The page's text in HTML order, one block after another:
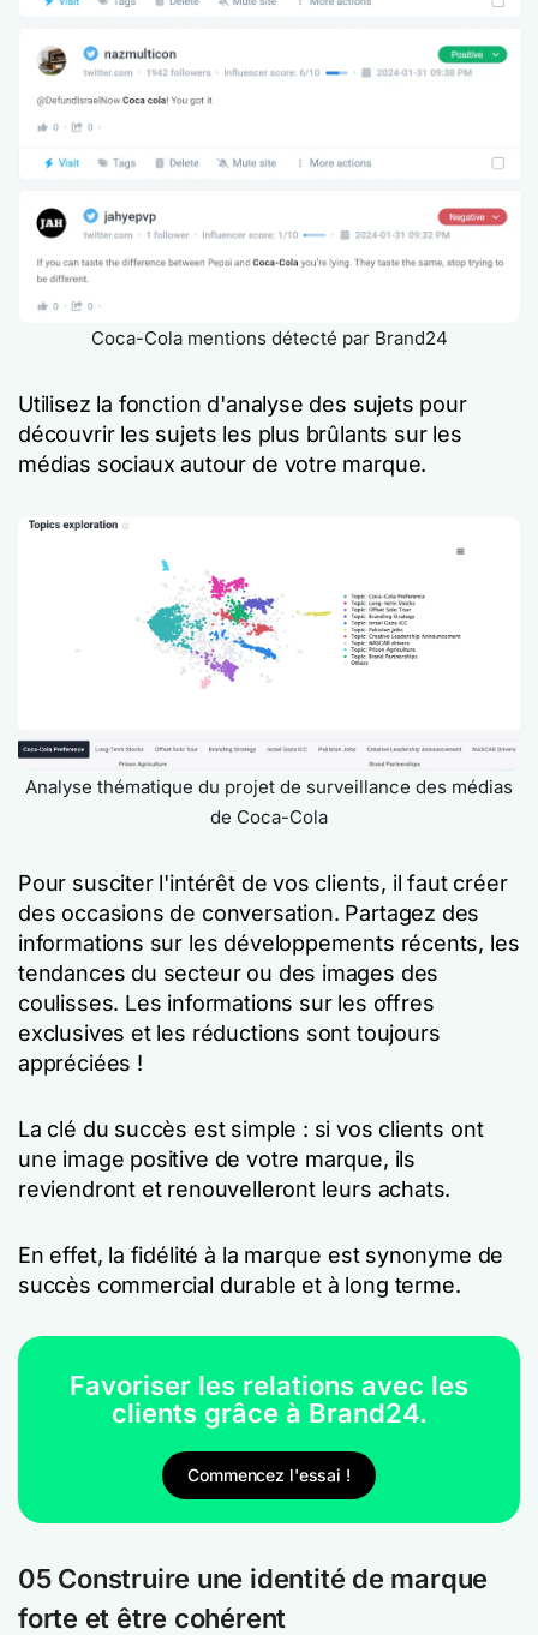
Coca-Cola mentions détecté par Brand24
Utilisez la fonction d'analyse des sujets pour
découvrir les sujets les plus brûlants sur les
médias sociaux autour de votre marque.
Analyse thématique du projet de surveillance des médias
de Coca-Cola
Pour susciter l'intérêt de vos clients, il faut créer
des occasions de conversation. Partagez des
informations sur les développements récents, les
tendances du secteur ou des images des
coulisses. Les informations sur les offres
exclusives et les réductions sont toujours
appréciées !
La clé du succès est simple : si vos clients ont
une image positive de votre marque, ils
reviendront et renouvelleront leurs achats.
En effet, la fidélité à la marque est synonyme de
succès commercial durable et à long terme.
Favoriser les relations avec les
clients grâce à Brand24.
Commencez l'essai !
05 Construire une identité de marque
forte et être cohérent